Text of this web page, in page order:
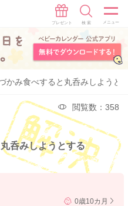
かみ食べすると丸呑みしようと
閲覧数：358
呑みしようとする
0歳10カ月